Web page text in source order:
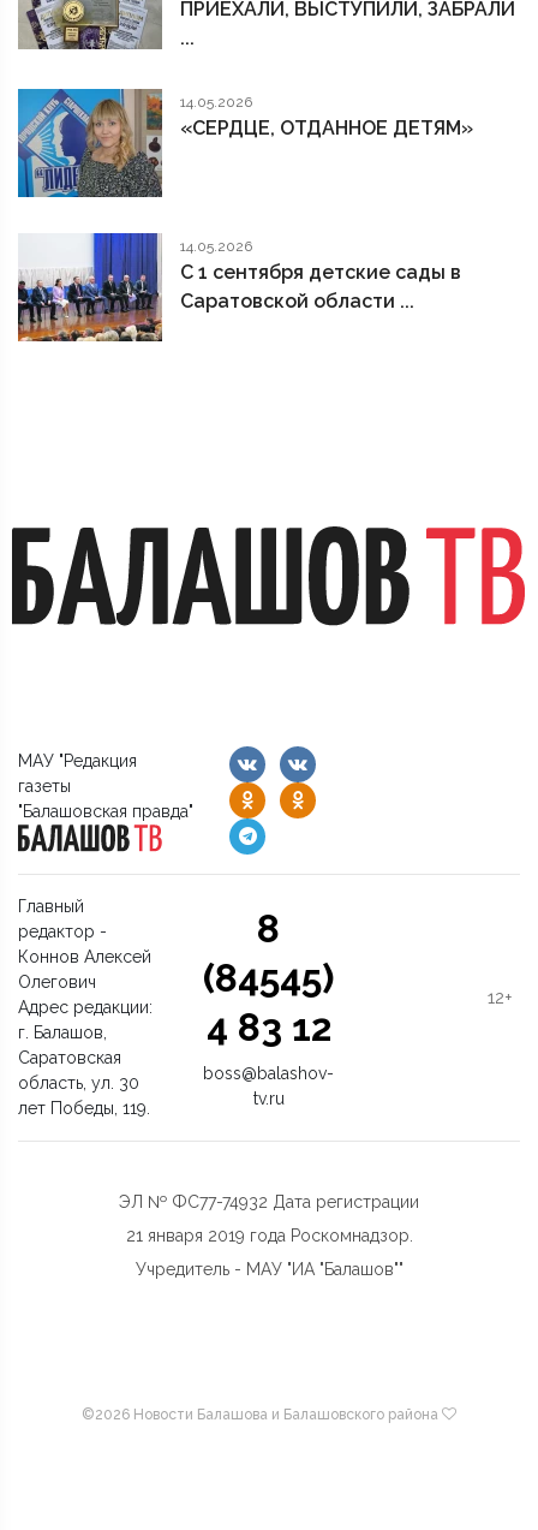
ПРИЕХАЛИ, ВЫСТУПИЛИ, ЗАБРАЛИ
...
14.05.2026
«СЕРДЦЕ, ОТДАННОЕ ДЕТЯМ»
14.05.2026
С 1 сентября детские сады в
Саратовской области ...
МАУ "Редакция
газеты
"Балашовская правда"
Главный
редактор -
Коннов Алексей
Олегович
Адрес редакции:
г. Балашов,
Саратовская
область, ул. 30
лет Победы, 119.
8
(84545)
4 83 12
boss@balashov-
tv.ru
12+
ЭЛ № ФС77-74932 Дата регистрации
21 января 2019 года Роскомнадзор.
Учредитель - МАУ "ИА "Балашов""
©2026 Новости Балашова и Балашовского района